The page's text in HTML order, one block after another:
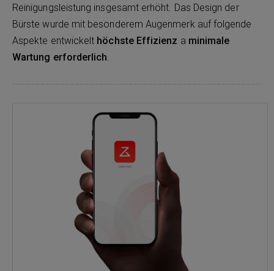
Reinigungsleistung insgesamt erhöht. Das Design der
Bürste wurde mit besonderem Augenmerk auf folgende
Aspekte entwickelt höchste Effizienz a minimale
Wartung erforderlich